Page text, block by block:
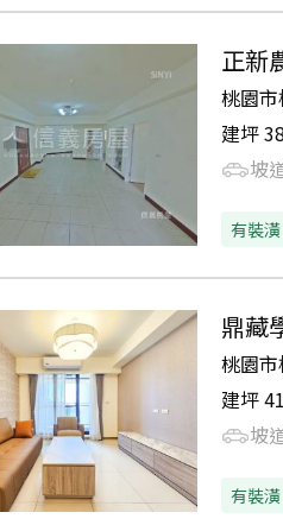
正新
桃園
建坪
坡
有裝潢
鼎藏
桃園
建坪
坡
有裝潢